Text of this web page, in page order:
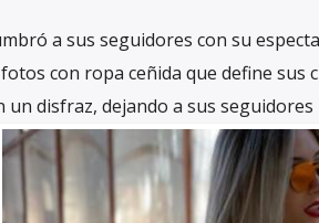
a sus seguidores con su
con ropa ceñida que define
un disfraz, dejando a sus